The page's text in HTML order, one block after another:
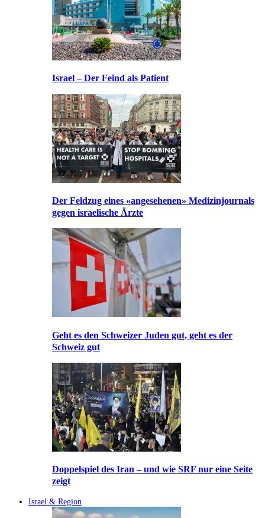
Israel – Der Feind als Patient
Der Feldzug eines «angesehenen» Medizinjournals
gegen israelische Ärzte
Geht es den Schweizer Juden gut, geht es der
Schweiz gut
Doppelspiel des Iran – und wie SRF nur eine Seite
zeigt
Israel & Region